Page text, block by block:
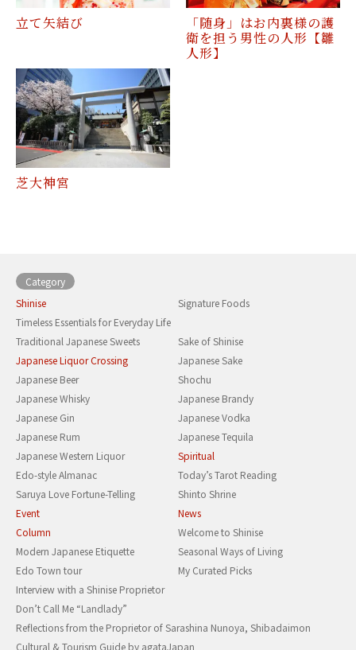
立て矢結び
「随身」はお内裏様の護
衛を担う男性の人形【雛
人形】
芝大神宮
Category
Shinise
Signature Foods
Timeless Essentials for Everyday Life
Traditional Japanese Sweets
Sake of Shinise
Japanese Liquor Crossing
Japanese Sake
Japanese Beer
Shochu
Japanese Whisky
Japanese Brandy
Japanese Gin
Japanese Vodka
Japanese Rum
Japanese Tequila
Japanese Western Liquor
Spiritual
Edo-style Almanac
Today’s Tarot Reading
Saruya Love Fortune-Telling
Shinto Shrine
Event
News
Column
Welcome to Shinise
Modern Japanese Etiquette
Seasonal Ways of Living
Edo Town tour
My Curated Picks
Interview with a Shinise Proprietor
Don’t Call Me “Landlady”
Reflections from the Proprietor of Sarashina Nunoya, Shibadaimon
Cultural & Tourism Guide by agataJapan